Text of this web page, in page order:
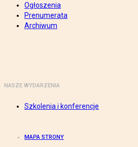
Ogłoszenia
Prenumerata
Archiwum
NASZE WYDARZENIA
Szkolenia i konferencje
MAPA STRONY